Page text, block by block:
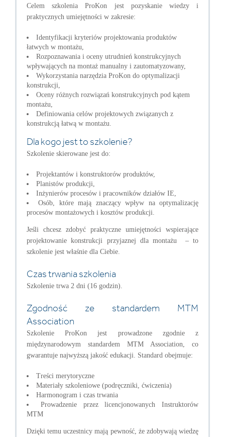
Celem szkolenia ProKon jest pozyskanie wiedzy i
praktycznych umiejętności w zakresie:
Identyfikacji kryteriów projektowania produktów
łatwych w montażu,
Rozpoznawania i oceny utrudnień konstrukcyjnych
wpływających na montaż manualny i zautomatyzowany,
Wykorzystania narzędzia ProKon do optymalizacji
konstrukcji,
Oceny różnych rozwiązań konstrukcyjnych pod kątem
montażu,
Definiowania celów projektowych związanych z
konstrukcją łatwą w montażu.
Dla kogo jest to szkolenie?
Szkolenie skierowane jest do:
Projektantów i konstruktorów produktów,
Planistów produkcji,
Inżynierów procesów i pracowników działów IE,
Osób, które mają znaczący wpływ na optymalizację
procesów montażowych i kosztów produkcji.
Jeśli chcesz zdobyć praktyczne umiejętności wspierające
projektowanie konstrukcji przyjaznej dla montażu – to
szkolenie jest właśnie dla Ciebie.
Czas trwania szkolenia
Szkolenie trwa 2 dni (16 godzin).
Zgodność ze standardem MTM
Association
Szkolenie ProKon jest prowadzone zgodnie z
międzynarodowym standardem MTM Association, co
gwarantuje najwyższą jakość edukacji. Standard obejmuje:
Treści merytoryczne
Materiały szkoleniowe (podręczniki, ćwiczenia)
Harmonogram i czas trwania
Prowadzenie przez licencjonowanych Instruktorów
MTM
Dzięki temu uczestnicy mają pewność, że zdobywają wiedzę